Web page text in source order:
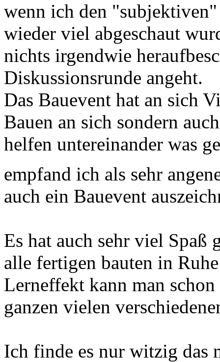
wenn ich den
wieder viel abgeschaut
nichts irgendwie
Diskussionsrunde angeht.
Das Bauevent hat an sich
Bauen an sich sondern
helfen untereinander was
empfand ich als sehr
auch ein Bauevent
Es hat auch sehr viel Spaß
alle fertigen bauten in
Lerneffekt kann man
ganzen vielen
Ich finde es nur witzig das